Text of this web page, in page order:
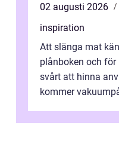
02 augusti 2026
inspiration
Att slänga mat
plånboken och
svårt att hinna
kommer